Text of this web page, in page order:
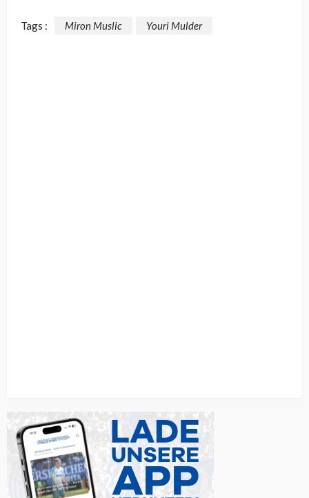
Tags : Miron Muslic Youri Mulder